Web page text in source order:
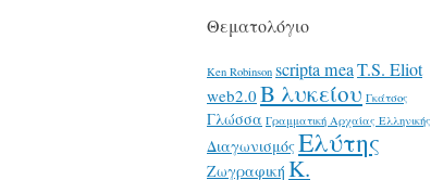
Θεματολόγιο
Ken Robinson scripta meaT.S. Eliot
web2.0 Β λυκείου Γκάτσος
Γλώσσα Γραμματική Αρχαίας Ελληνικής
ΔιαγωνισμόςΕλύτης
Ζωγραφική Κ.